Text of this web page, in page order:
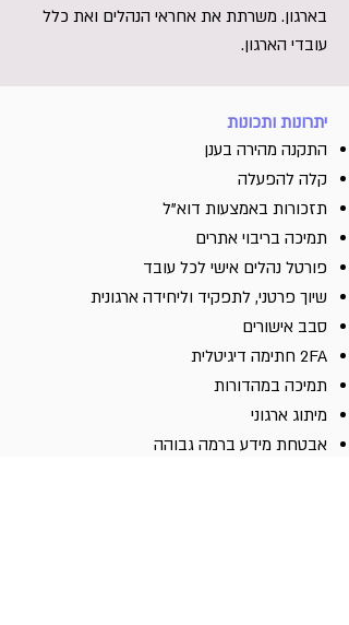
בארגון. משרתת את אחראי הנהלים ואת כלל
עובדי הארגון.
יתרונות ותכונות
התקנה מהירה בענן
קלה להפעלה
תזכורות באמצעות דוא"ל
תמיכה בריבוי אתרים
פורטל נהלים אישי לכל עובד
שיוך פרטני, לתפקיד וליחידה ארגונית
סבב אישורים
2FA חתימה דיגיטלית
תמיכה במהדורות
מיתוג ארגוני
אבטחת מידע ברמה גבוהה